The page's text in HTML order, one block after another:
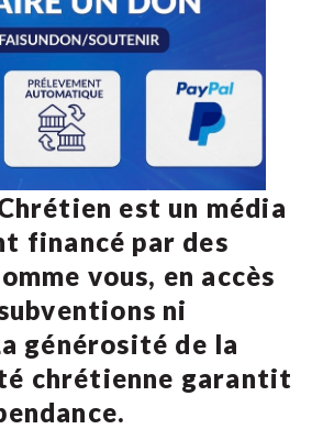
est un média
financé par des
vous, en accès
ni
générosité de la
chrétienne garantit